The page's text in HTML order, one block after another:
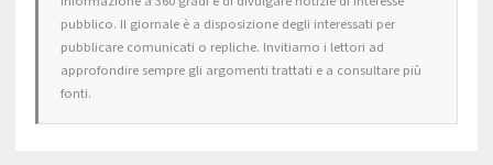
pubblico. Il giornale è a disposizione degli interessati per
pubblicare comunicati o repliche. Invitiamo i lettori ad
approfondire sempre gli argomenti trattati e a consultare più
fonti.